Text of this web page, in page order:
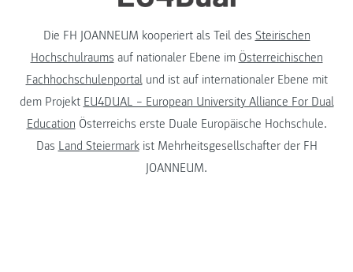
Die FH JOANNEUM kooperiert als Teil des Steirischen
Hochschulraums auf nationaler Ebene im Österreichischen
Fachhochschulenportalund ist auf internationaler Ebene mit
dem Projekt EU4DUAL – European University Alliance For Dual
Education Österreichs erste Duale Europäische Hochschule.
Das Land Steiermarkist Mehrheitsgesellschafter der FH
JOANNEUM.